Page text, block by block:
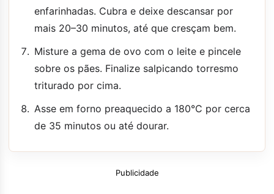
enfarinhadas. Cubra e deixe descansar por
mais 20–30 minutos, até que cresçam bem.
Misture a gema de ovo com o leite e pincele
sobre os pães. Finalize salpicando torresmo
triturado por cima.
Asse em forno preaquecido a 180°C por cerca
de 35 minutos ou até dourar.
Publicidade